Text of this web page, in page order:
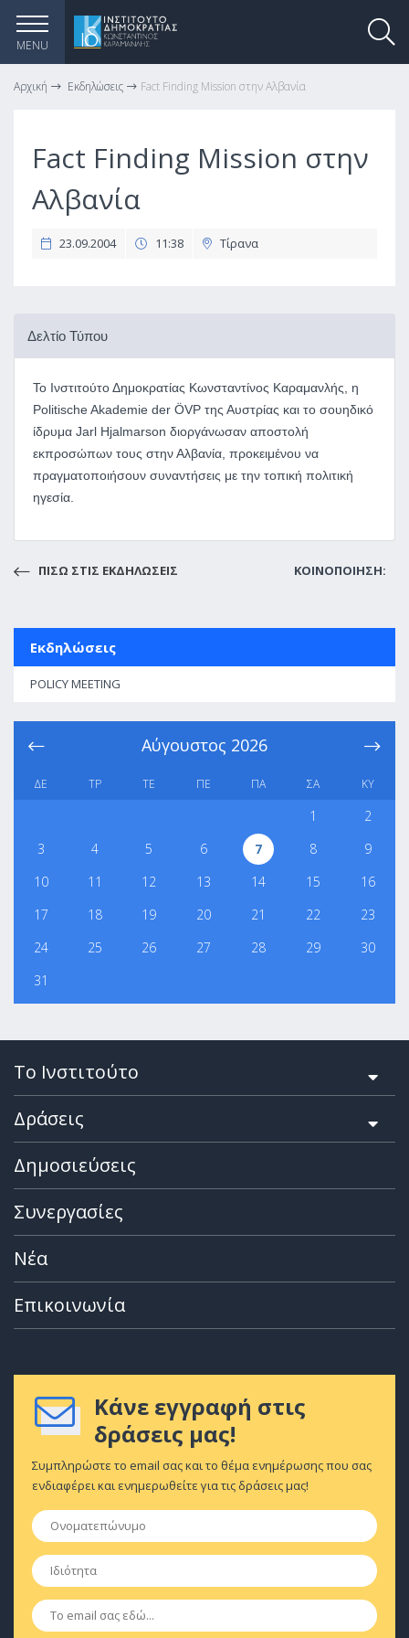
MENU
Αρχική Εκδηλώσεις Fact Finding Mission στην Αλβανία
Fact Finding Mission στην
Αλβανία
23.09.2004 11:38 Τίρανα
Δελτίο Τύπου
Το Ινστιτούτο Δημοκρατίας Κωνσταντίνος Καραμανλής, η
Politische Akademie der ÖVP της Αυστρίας και το σουηδικό
ίδρυμα Jarl Hjalmarson διοργάνωσαν αποστολή
εκπροσώπων τους στην Αλβανία, προκειμένου να
πραγματοποιήσουν συναντήσεις με την τοπική πολιτική
ηγεσία.
ΠΙΣΩ ΣΤΙΣ ΕΚΔΗΛΩΣΕΙΣ ΚΟΙΝΟΠΟΙΗΣΗ:
Εκδηλώσεις
POLICY MEETING
Αύγουστος 2026
ΔΕ ΤΡ ΤΕ ΠΕ ΠΑ ΣΑ ΚΥ
1
2
3
4 5 6 7 8
9
10
11 12 13 14 15
16
17
18 19 20 21 22
23
24
25 26 27 28 29
30
31
Το Ινστιτούτο
Δράσεις
Δημοσιεύσεις
Συνεργασίες
Νέα
Επικοινωνία
Κάνε εγγραφή στις
δράσεις μας!
Συμπληρώστε το email σας και το θέμα ενημέρωσης που σας
ενδιαφέρει και ενημερωθείτε για τις δράσεις μας!
Ονοματεπώνυμο
Ιδιότητα
Email